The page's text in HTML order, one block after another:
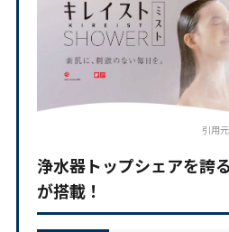
引用
浄水器トップシェアを誇
が搭載！